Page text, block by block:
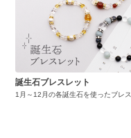
誕生石ブレスレット
1月～12月の各誕生石を使ったブレス